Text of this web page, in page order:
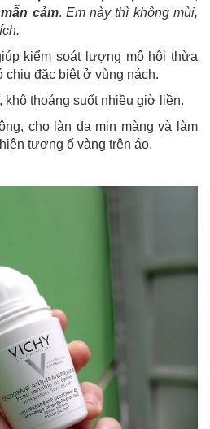
cảm. Em này thì không mùi,
kiểm soát lượng mô hôi thừa
chịu đặc biệt ở vùng nách.
khô thoáng suốt nhiều giờ liền.
cho làn da mịn màng và làm
tượng ố vàng trên áo.